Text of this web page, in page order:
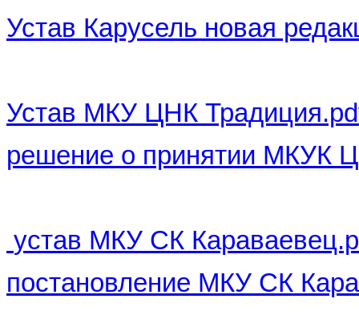
Устав Карусель новая
Устав МКУ ЦНК
решение о принятии МКУК
устав МКУ СК
постановление МКУ СК